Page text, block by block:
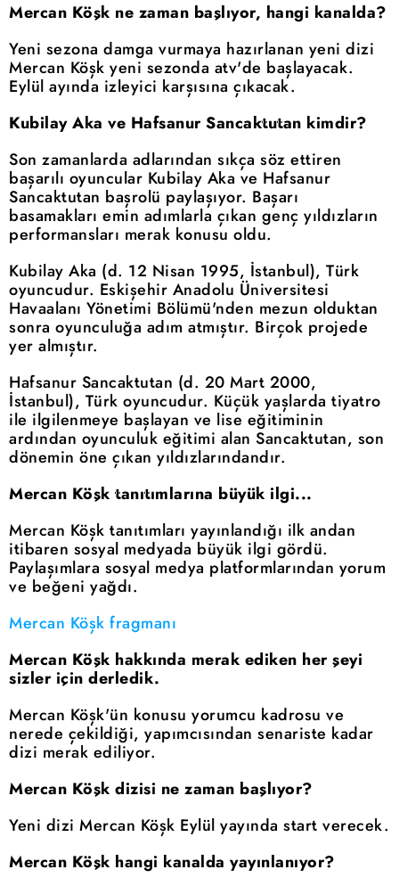
Mercan Köşk ne zaman başlıyor, hangi kanalda?
Yeni sezona damga vurmaya hazırlanan yeni dizi
Mercan Köşk yeni sezonda atv'de başlayacak.
Eylül ayında izleyici karşısına çıkacak.
Kubilay Aka ve Hafsanur Sancaktutan kimdir?
Son zamanlarda adlarından sıkça söz ettiren
başarılı oyuncular Kubilay Aka ve Hafsanur
Sancaktutan başrolü paylaşıyor. Başarı
basamakları emin adımlarla çıkan genç yıldızların
performansları merak konusu oldu.
Kubilay Aka (d. 12 Nisan 1995, İstanbul), Türk
oyuncudur. Eskişehir Anadolu Üniversitesi
Havaalanı Yönetimi Bölümü'nden mezun olduktan
sonra oyunculuğa adım atmıştır. Birçok projede
yer almıştır.
Hafsanur Sancaktutan (d. 20 Mart 2000,
İstanbul), Türk oyuncudur. Küçük yaşlarda tiyatro
ile ilgilenmeye başlayan ve lise eğitiminin
ardından oyunculuk eğitimi alan Sancaktutan, son
dönemin öne çıkan yıldızlarındandır.
Mercan Köşk tanıtımlarına büyük ilgi...
Mercan Köşk tanıtımları yayınlandığı ilk andan
itibaren sosyal medyada büyük ilgi gördü.
Paylaşımlara sosyal medya platformlarından yorum
ve beğeni yağdı.
Mercan Köşk fragmanı
Mercan Köşk hakkında merak ediken her şeyi
sizler için derledik.
Mercan Köşk'ün konusu yorumcu kadrosu ve
nerede çekildiği, yapımcısından senariste kadar
dizi merak ediliyor.
Mercan Köşk dizisi ne zaman başlıyor?
Yeni dizi Mercan Köşk Eylül yayında start verecek.
Mercan Köşk hangi kanalda yayınlanıyor?